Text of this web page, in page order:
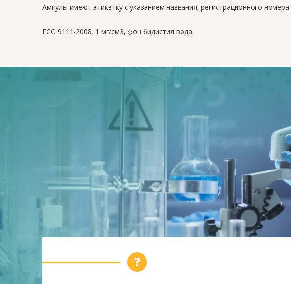
Ампулы имеют этикетку с указанием названия, регистрационного
ГСО 9111-2008, 1 мг/см3, фон бидистил вода